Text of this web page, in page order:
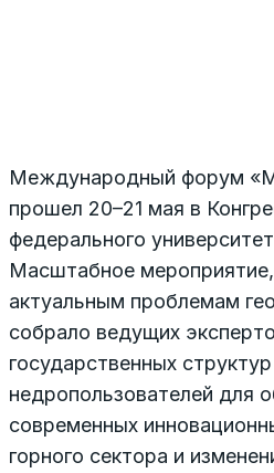
Международный форум
прошел 20–21 мая в
федерального
Масштабное
актуальным проблемам
собрало ведущих
государственных
недропользователей для
современных
горного сектора и